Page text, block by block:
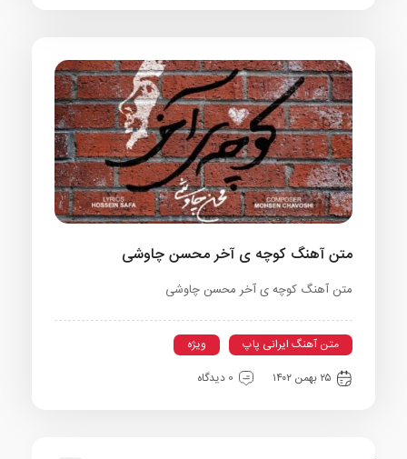
متن آهنگ کوچه ی آخر محسن چاوشی
متن آهنگ کوچه ی آخر محسن چاوشی
متن آهنگ ایرانی پاپ
ویژه
۲۵ بهمن ۱۴۰۲
0 دیدگاه